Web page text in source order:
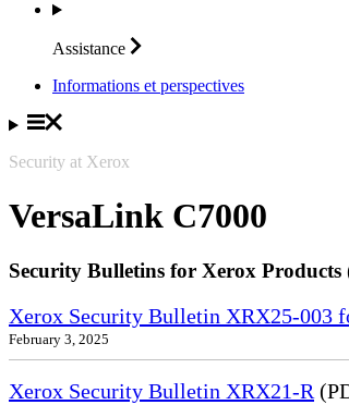
Assistance
Informations et perspectives
Security at Xerox
VersaLink C7000
Security Bulletins for Xerox Products
Xerox Security Bulletin XRX25-003
February 3, 2025
Xerox Security Bulletin XRX21-R